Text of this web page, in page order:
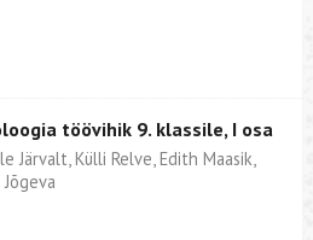
töövihik 9. klassile, I osa
Järvalt, Külli Relve, Edith Maasik,
Jõgeva